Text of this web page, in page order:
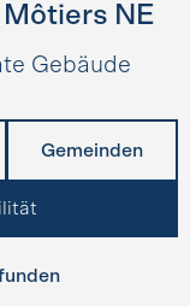
Môtiers NE
Gebäude
Gemeinden